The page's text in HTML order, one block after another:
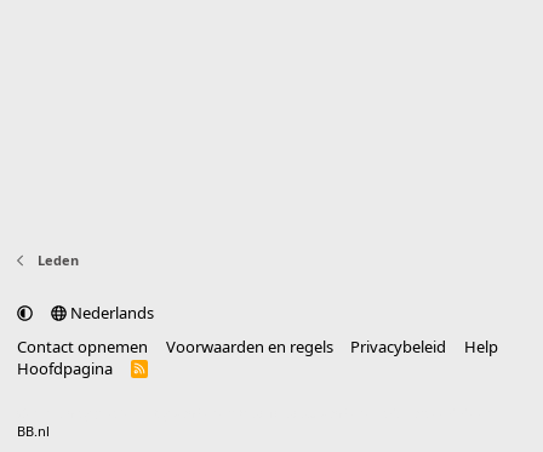
Leden
Nederlands
Contact opnemen
Voorwaarden en regels Privacybeleid
Help
Hoofdpagina
R
BB.nl